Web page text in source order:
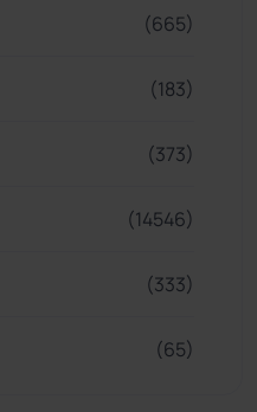
(665)
(183)
(373)
(14546)
(333)
(65)